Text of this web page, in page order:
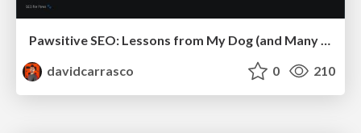
Pawsitive SEO: Lessons from My Dog (and Many Mistakes) on Thriving as a Consultant in the Age of AI
davidcarrasco
0 210